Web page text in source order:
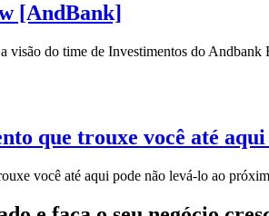
[AndBank]
visão do time de Investimentos do
que trouxe você até
você até aqui pode não levá-lo ao